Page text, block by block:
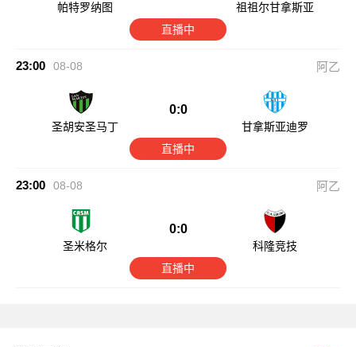
帕特罗纳图
祖祖尔甘拿斯亚
直播中
23:00 08-08 阿乙
圣胡安圣马丁
0:0
甘拿斯亚迪罗
直播中
23:00 08-08 阿乙
圣米格尔
0:0
科隆竞技
直播中